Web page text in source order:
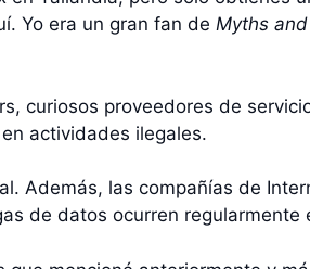
Yo era un gran fan de Myths
curiosos proveedores de
actividades ilegales.
Además, las compañías de
de datos ocurren regularmente